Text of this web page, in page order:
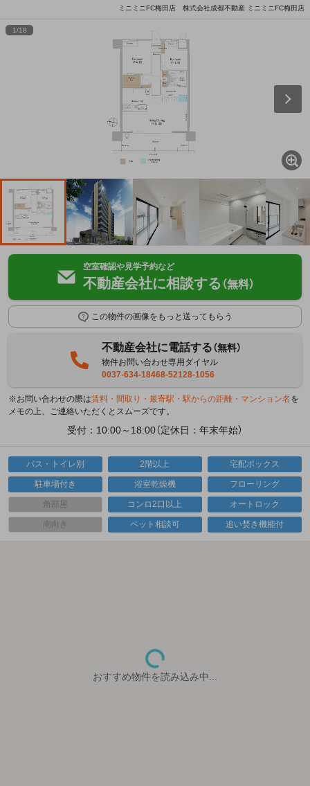
ミニミニFC梅田店 株式会社成都不動産 ミニミニFC梅田店
1/18
空室確認や見学予約など
不動産会社に相談する （無料）
この物件の画像をもっと送ってもらう
不動産会社に電話する（無料）
物件お問い合わせ専用ダイヤル
0037-634-18468-52128-1056
※お問い合わせの際は賃料・間取り・最寄駅・駅からの距離・マンション名 を
メモの上、ご連絡いただくとスムーズです。
受付：10:00～18:00（定休日：年末年始）
バス・トイレ別 2階以上 宅配ボックス
駐車場付き 浴室乾燥機 フローリング
角部屋 コンロ2口以上 オートロック
南向き ペット相談可 追い焚き機能付
おすすめ物件を読み込み中...